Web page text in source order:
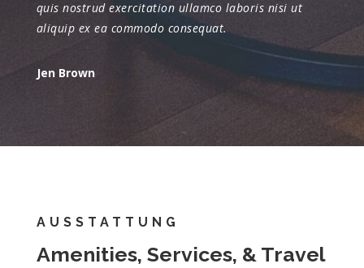
quis nostrud exercitation ullamco laboris nisi ut
aliquip ex ea commodo consequat.
Jen Brown
AUSSTATTUNG
Amenities, Services, & Travel